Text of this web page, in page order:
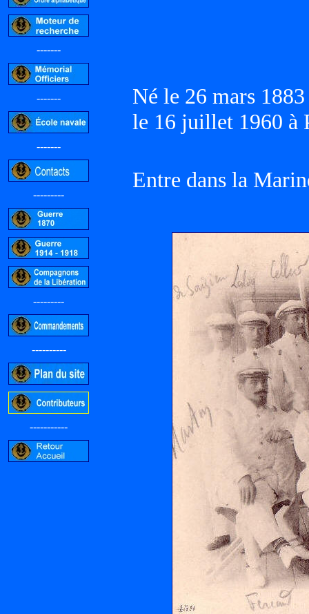
-------
-------
-------
---------
---------
----------
-----------
Né le 26 mars
le 16 juillet 1960 à
Entre dans la